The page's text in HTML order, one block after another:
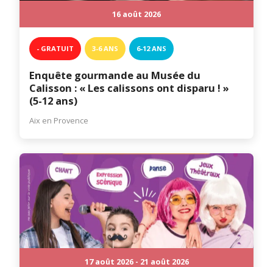
16 août 2026
- GRATUIT 3-6 ANS 6-12 ANS
Enquête gourmande au Musée du
Calisson : « Les calissons ont disparu ! »
(5-12 ans)
Aix en Provence
17 août 2026 - 21 août 2026